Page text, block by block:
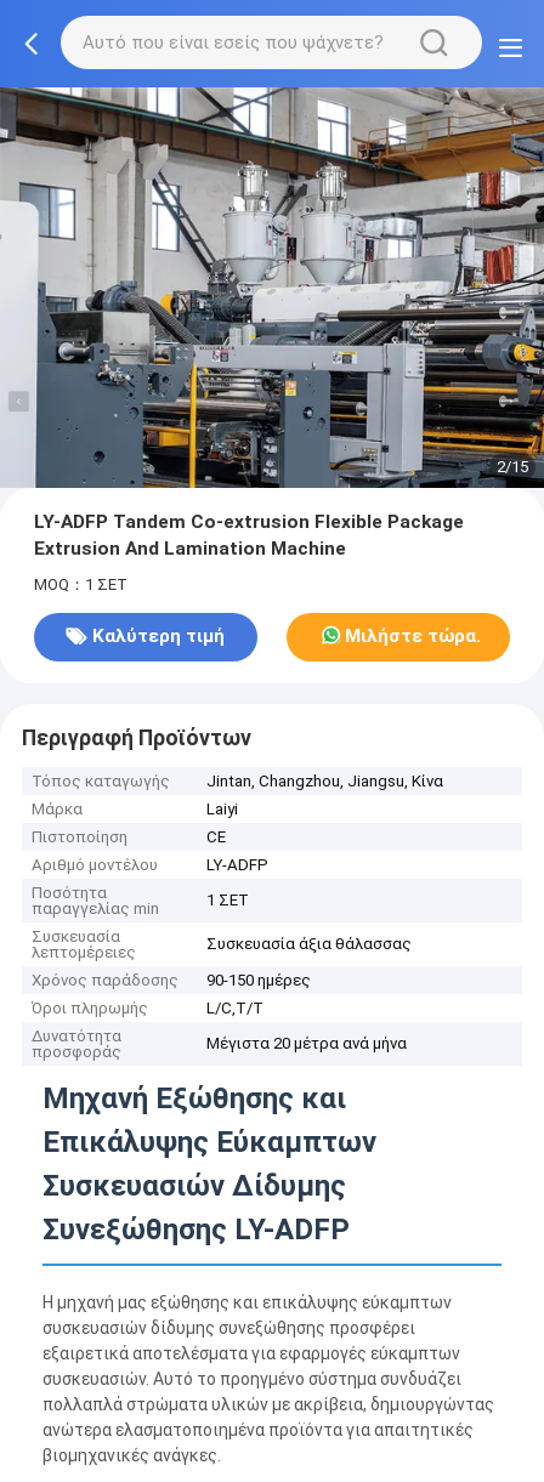
2/15
LY-ADFP Tandem Co-extrusion Flexible Package
Extrusion And Lamination Machine
MOQ：1 ΣΕΤ
Καλύτερη τιμή Μιλήστε τώρα.
Περιγραφή Προϊόντων
Τόπος καταγωγής
Jintan, Changzhou, Jiangsu, Κίνα
Μάρκα
Laiyi
Πιστοποίηση
CE
Αριθμό μοντέλου
LY-ADFP
Ποσότητα
παραγγελίας min
1 ΣΕΤ
Συσκευασία
λεπτομέρειες
Συσκευασία άξια θάλασσας
Χρόνος παράδοσης
90-150 ημέρες
Όροι πληρωμής
L/C,T/T
Δυνατότητα
προσφοράς
Μέγιστα 20 μέτρα ανά μήνα
Μηχανή Εξώθησης και
Επικάλυψης Εύκαμπτων
Συσκευασιών Δίδυμης
Συνεξώθησης LY-ADFP
Η μηχανή μας εξώθησης και επικάλυψης εύκαμπτων
συσκευασιών δίδυμης συνεξώθησης προσφέρει
εξαιρετικά αποτελέσματα για εφαρμογές εύκαμπτων
συσκευασιών. Αυτό το προηγμένο σύστημα συνδυάζει
πολλαπλά στρώματα υλικών με ακρίβεια, δημιουργώντας
ανώτερα ελασματοποιημένα προϊόντα για απαιτητικές
βιομηχανικές ανάγκες.